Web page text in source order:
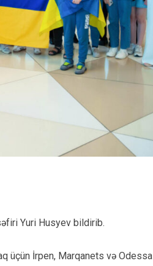
Yuri Husyev bildirib.
üçün İrpen, Marqanets və Odessa